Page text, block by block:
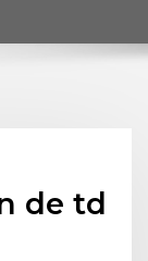
de td